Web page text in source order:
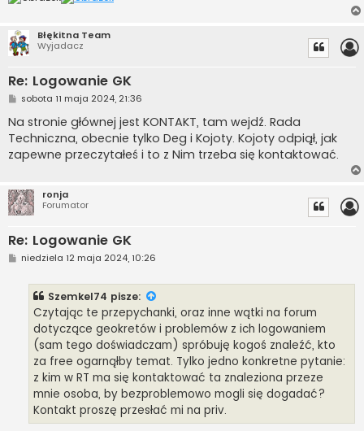
Błękitna Team
Wyjadacz
Re: Logowanie GK
P
s
t
sobota 11 maja 2024, 21:36
Na stronie głównej jest KONTAKT, tam wejdź. Rada
Techniczna, obecnie tylko Deg i Kojoty. Kojoty odpiął, jak
zapewne przeczytałeś i to z Nim trzeba się kontaktować.
ronja
Forumator
Re: Logowanie GK
Pniedziela 12 maja 2024, 10:26
Szemkel74 pisze:
Czytając te przepychanki, oraz inne wątki na forum
dotyczące geokretów i problemów z ich logowaniem
(sam tego doświadczam) spróbuję kogoś znaleźć, kto
za free ogarnąłby temat. Tylko jedno konkretne pytanie:
z kim w RT ma się kontaktować ta znaleziona przeze
mnie osoba, by bezproblemowo mogli się dogadać?
Kontakt proszę przesłać mi na priv.